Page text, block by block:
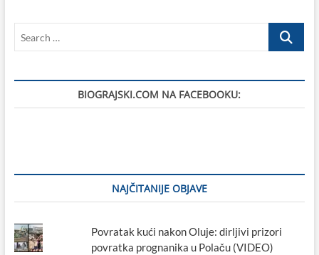
u
u
Biogradu
bez
Search
BIOGRAJSKI.COM NA FACEBOOKU:
NAJČITANIJE OBJAVE
Povratak kući nakon Oluje: dirljivi prizori
povratka prognanika u Polaču (VIDEO)